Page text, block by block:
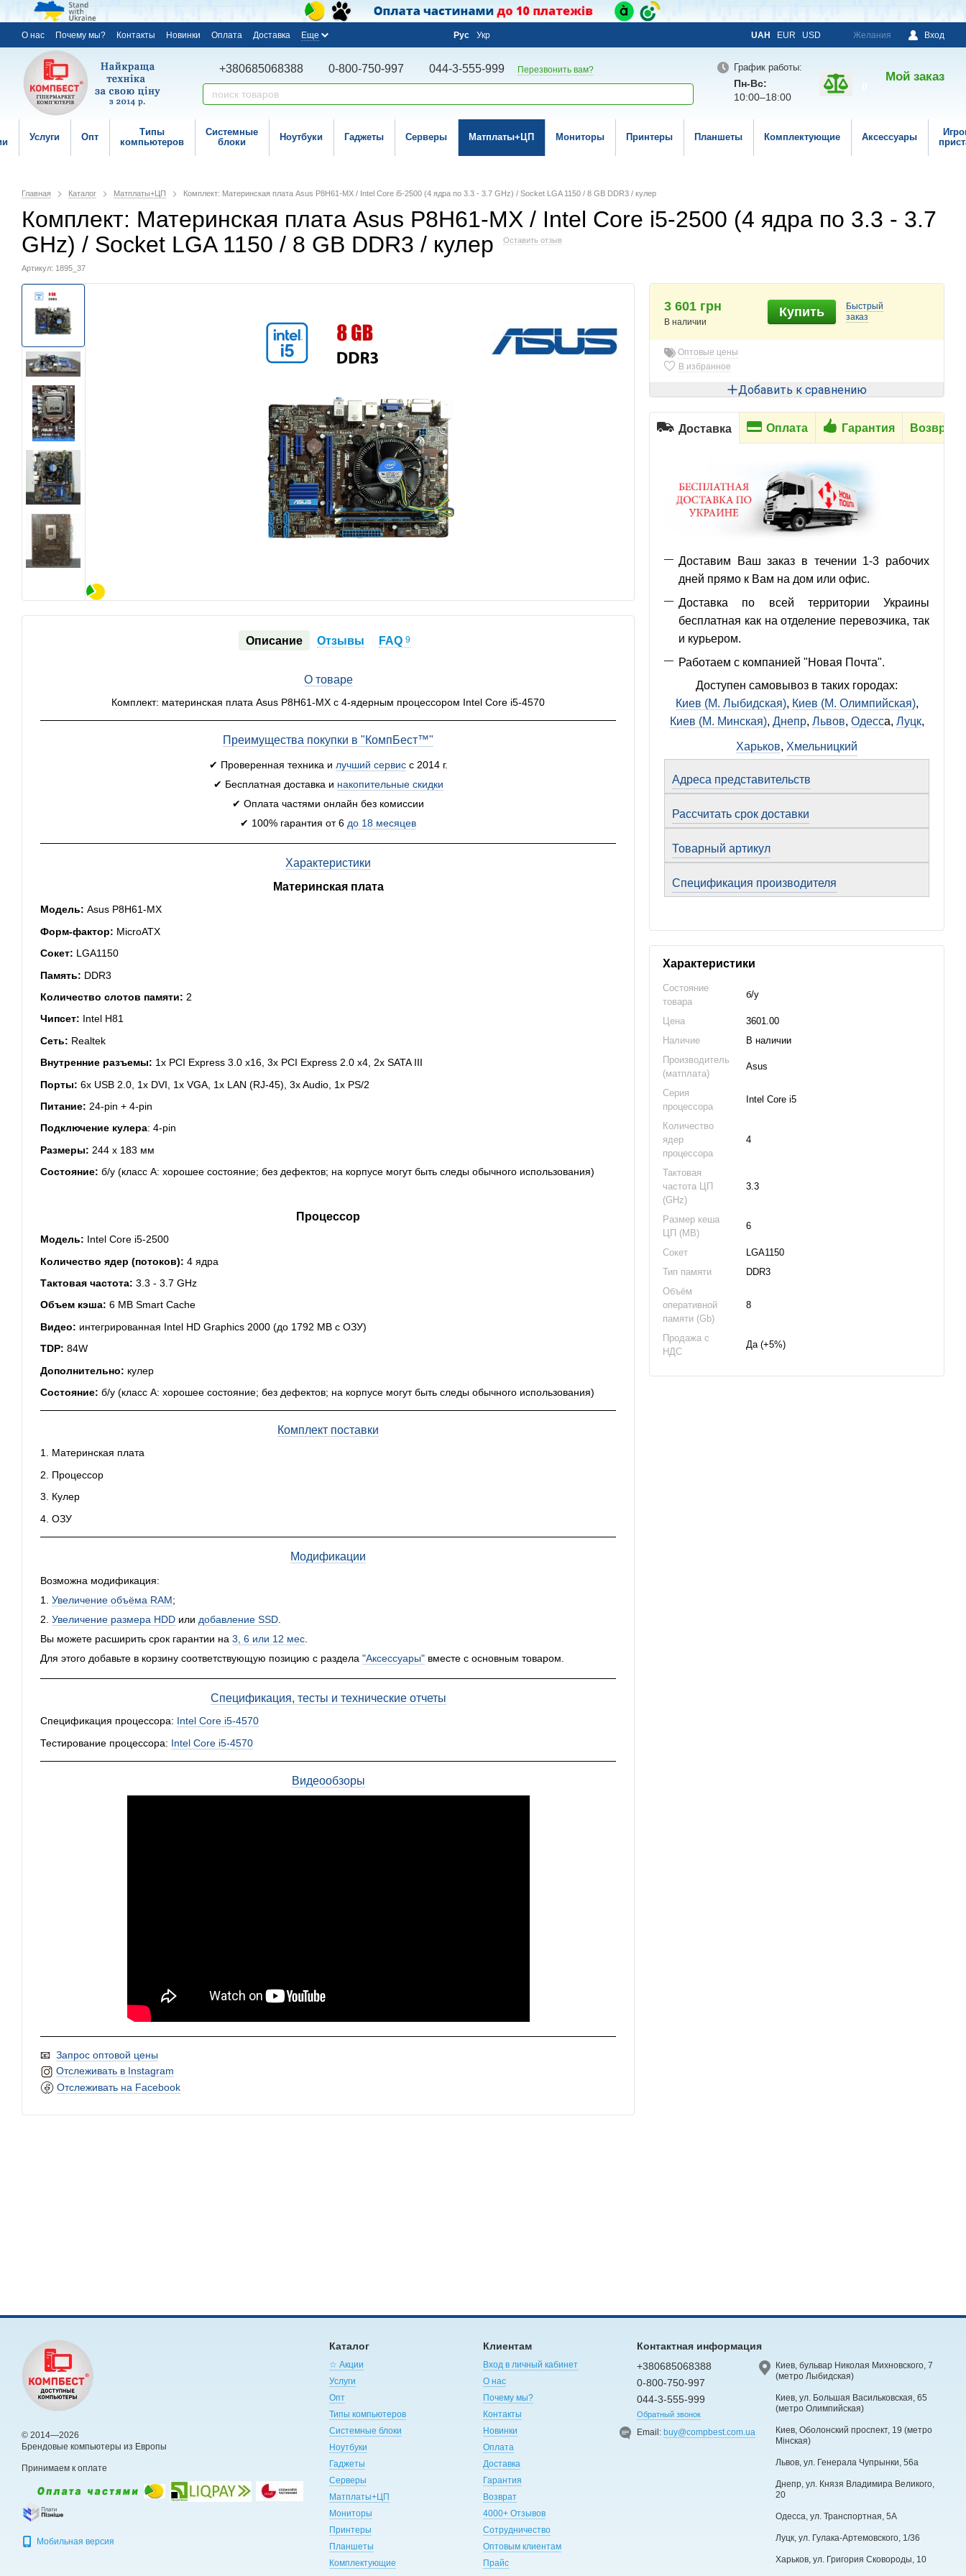
О нас Почему мы? Контакты Новинки Оплата Доставка Еще Рус Укр UAH EUR USD Желания Вход
+380685068388 0-800-750-997 044-3-555-999 Перезвонить вам? График работы:
Пн-Вс:
10:00–18:00
Мой заказ
Услуги Опт
Типы
компьютеров
Системные
блоки
Ноутбуки Гаджеты Серверы Матплаты+ЦП Мониторы Принтеры Планшеты Комплектующие Аксессуары
Главная Каталог Матплаты+ЦП Комплект: Материнская плата Asus P8H61-MX / Intel Core i5-2500 (4 ядра по 3.3 - 3.7 GHz) / Socket LGA 1150 / 8 GB DDR3 / кулер
Комплект: Материнская плата Asus P8H61-MX / Intel Core i5-2500 (4 ядра по 3.3 - 3.7
GHz) / Socket LGA 1150 / 8 GB DDR3 / кулер
Оставить отзыв
Артикул: 1895_37
Описание Отзывы FAQ9
О товаре
Комплект: материнская плата Asus P8H61-MX с 4-ядерным процессором Intel Core i5-4570
Преимущества покупки в "КомпБест™"
✔ Проверенная техника и лучший сервисс 2014 г.
✔ Бесплатная доставка и накопительные скидки
✔ Оплата частями онлайн без комиссии
✔ 100% гарантия от 6 до 18 месяцев
Характеристики
Материнская плата
Модель: Asus P8H61-MX
Форм-фактор: MicroATX
Сокет: LGA1150
Память: DDR3
Количество слотов памяти: 2
Чипсет: Intel H81
Сеть: Realtek
Внутренние разъемы: 1x PCI Express 3.0 x16, 3x PCI Express 2.0 x4, 2x SATA III
Порты: 6x USB 2.0, 1x DVI, 1x VGA, 1x LAN (RJ-45), 3x Audio, 1x PS/2
Питание: 24-pin + 4-pin
Подключение кулера: 4-pin
Размеры: 244 x 183 мм
Состояние: б/у (класс А: хорошее состояние; без дефектов; на корпусе могут быть следы обычного использования)
Процессор
Модель: Intel Core i5-2500
Количество ядер (потоков): 4 ядра
Тактовая частота: 3.3 - 3.7 GHz
Объем кэша: 6 MB Smart Cache
Видео: интегрированная Intel HD Graphics 2000 (до 1792 MB с ОЗУ)
TDP: 84W
Дополнительно: кулер
Состояние: б/у (класс А: хорошее состояние; без дефектов; на корпусе могут быть следы обычного использования)
Комплект поставки
1. Материнская плата
2. Процессор
3. Кулер
4. ОЗУ
Модификации
Возможна модификация:
1. Увеличение объёма RAM;
2. Увеличение размера HDD или добавление SSD
Вы можете расширить срок гарантии на 3, 6 или 12 мес
Для этого добавьте в корзину соответствующую позицию с раздела "Аксессуары" вместе с основным товаром.
Спецификация, тесты и технические отчеты
Спецификация процессора: Intel Core i5-4570
Тестирование процессора: Intel Core i5-4570
Видеообзоры
📧 Запрос оптовой цены
Отслеживать в Instagram
Отслеживать на Facebook
3 601 грн
В наличии
Купить
Быстрый
заказ
Оптовые цены
В избранное
Добавить к сравнению
Доставка Оплата Гарантия Возврат
Доставим Ваш заказ в течении 1-3 рабочих
дней прямо к Вам на дом или офис.
Доставка по всей территории Украины
бесплатная как на отделение перевозчика, так
и курьером.
Работаем с компанией "Новая Почта".
Доступен самовывоз в таких городах:
Киев (М. Лыбидская), Киев (М. Олимпийская),
Киев (М. Минская), Днепр, Львов, Одесса, Луцк,
Харьков, Хмельницкий
Адреса представительств
Рассчитать срок доставки
Товарный артикул
Спецификация производителя
Характеристики
Состояние
товара
б/у
Цена
3601.00
Наличие
В наличии
Производитель
(матплата)
Asus
Серия
процессора
Intel Core i5
Количество
ядер
процессора
4
Тактовая
частота ЦП
(GHz)
3.3
Размер кеша
ЦП (MB)
6
Сокет
LGA1150
Тип памяти
DDR3
Объём
оперативной
памяти (Gb)
8
Продажа с
НДС
Да (+5%)
© 2014—2026
Брендовые компьютеры из Европы
Принимаем к оплате
Мобильная версия
Каталог
☆ Акции
Услуги
Опт
Типы компьютеров
Системные блоки
Ноутбуки
Гаджеты
Серверы
Матплаты+ЦП
Мониторы
Принтеры
Планшеты
Комплектующие
Клиентам
Вход в личный кабинет
О нас
Почему мы?
Контакты
Новинки
Оплата
Доставка
Гарантия
Возврат
4000+ Отзывов
Сотрудничество
Оптовым клиентам
Прайс
Контактная информация
+380685068388
0-800-750-997
044-3-555-999
Обратный звонок
Email:buy@compbest.com.ua
Киев, бульвар Николая Михновского, 7
(метро Лыбидская)
Киев, ул. Большая Васильковская, 65
(метро Олимпийская)
Киев, Оболонский проспект, 19 (метро
Мінская)
Львов, ул. Генерала Чупрынки, 56а
Днепр, ул. Князя Владимира Великого,
20
Одесса, ул. Транспортная, 5А
Луцк, ул. Гулака-Артемовского, 1/36
Харьков, ул. Григория Сковороды, 10